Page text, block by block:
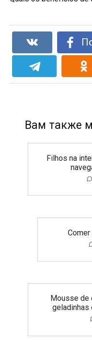
Вам также
Filhos na
Comer
Mousse de
geladinhas